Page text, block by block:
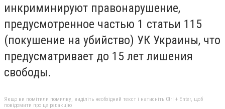
инкриминируют правонарушение,
предусмотренное частью 1 статьи 115
(покушение на убийство) УК Украины, что
предусматривает до 15 лет лишения
свободы.
Якщо ви помітили помилку, виділіть необхідний текст і натисніть Ctrl + Enter, щоб
повідомити про це редакцію